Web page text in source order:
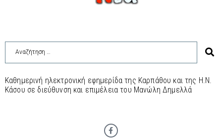
Καθημερινή ηλεκτρονική εφημερίδα της Καρπάθου και της Η.Ν.
Κάσου σε διεύθυνση και επιμέλεια του Μανώλη Δημελλά